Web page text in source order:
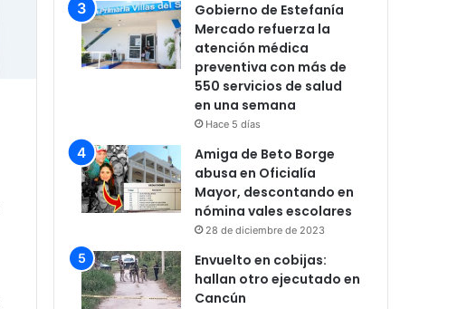
Gobierno de Estefanía
Mercado refuerza la
atención médica
preventiva con más de
550 servicios de salud
en una semana
Hace 5 días
Amiga de Beto Borge
abusa en Oficialía
Mayor, descontando en
nómina vales escolares
28 de diciembre de 2023
Envuelto en cobijas:
hallan otro ejecutado en
Cancún